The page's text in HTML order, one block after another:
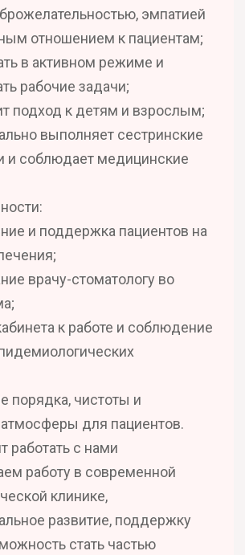
эмпатией
отношением к пациентам;
в активном режиме и
рабочие задачи;
подход к детям и взрослым;
выполняет сестринские
и соблюдает медицинские
и поддержка пациентов на
врачу-стоматологу во
к работе и соблюдение
порядка, чистоты и
для пациентов.
работать с нами
работу в современной
клинике,
развитие, поддержку
стать частью